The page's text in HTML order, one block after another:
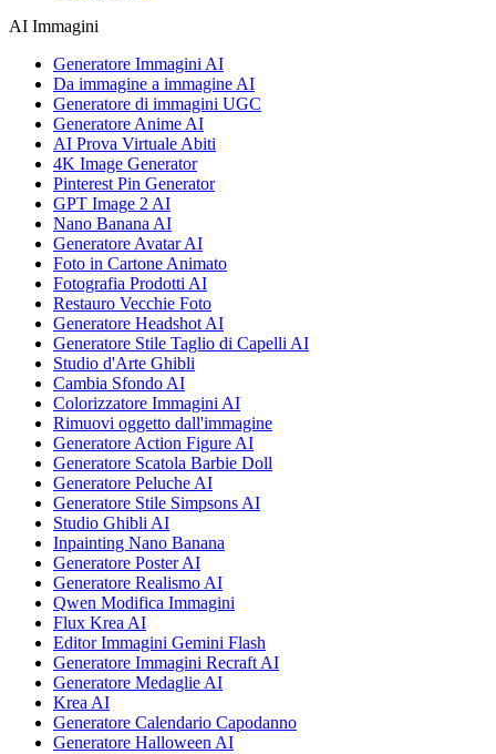
AI Immagini
Generatore Immagini AI
Da immagine a immagine AI
Generatore di immagini UGC
Generatore Anime AI
AI Prova Virtuale Abiti
4K Image Generator
Pinterest Pin Generator
GPT Image 2 AI
Nano Banana AI
Generatore Avatar AI
Foto in Cartone Animato
Fotografia Prodotti AI
Restauro Vecchie Foto
Generatore Headshot AI
Generatore Stile Taglio di Capelli AI
Studio d'Arte Ghibli
Cambia Sfondo AI
Colorizzatore Immagini AI
Rimuovi oggetto dall'immagine
Generatore Action Figure AI
Generatore Scatola Barbie Doll
Generatore Peluche AI
Generatore Stile Simpsons AI
Studio Ghibli AI
Inpainting Nano Banana
Generatore Poster AI
Generatore Realismo AI
Qwen Modifica Immagini
Flux Krea AI
Editor Immagini Gemini Flash
Generatore Immagini Recraft AI
Generatore Medaglie AI
Krea AI
Generatore Calendario Capodanno
Generatore Halloween AI